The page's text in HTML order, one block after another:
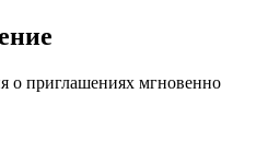
о приглашениях мгновенно